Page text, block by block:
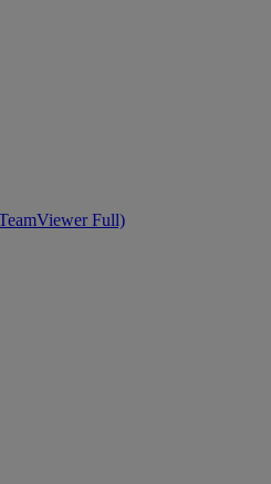
Full)